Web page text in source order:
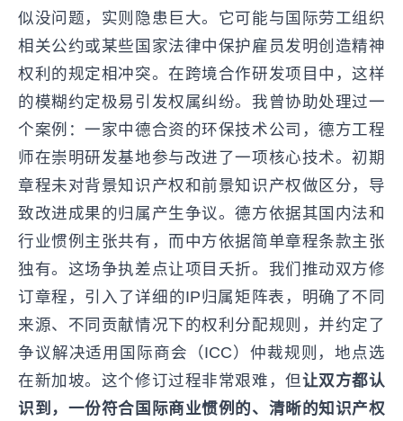
似没问题，实则隐患巨大。它可能与国际劳工组织
相关公约或某些国家法律中保护雇员发明创造精神
权利的规定相冲突。在跨境合作研发项目中，这样
的模糊约定极易引发权属纠纷。我曾协助处理过一
个案例：一家中德合资的环保技术公司，德方工程
师在崇明研发基地参与改进了一项核心技术。初期
章程未对背景知识产权和前景知识产权做区分，导
致改进成果的归属产生争议。德方依据其国内法和
行业惯例主张共有，而中方依据简单章程条款主张
独有。这场争执差点让项目夭折。我们推动双方修
订章程，引入了详细的IP归属矩阵表，明确了不同
来源、不同贡献情况下的权利分配规则，并约定了
争议解决适用国际商会（ICC）仲裁规则，地点选
在新加坡。这个修订过程非常艰难，但让双方都认
识到，一份符合国际商业惯例的、清晰的知识产权